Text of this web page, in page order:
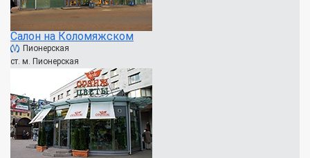
Салон на Коломяжском
Пионерская
ст. м. Пионерская